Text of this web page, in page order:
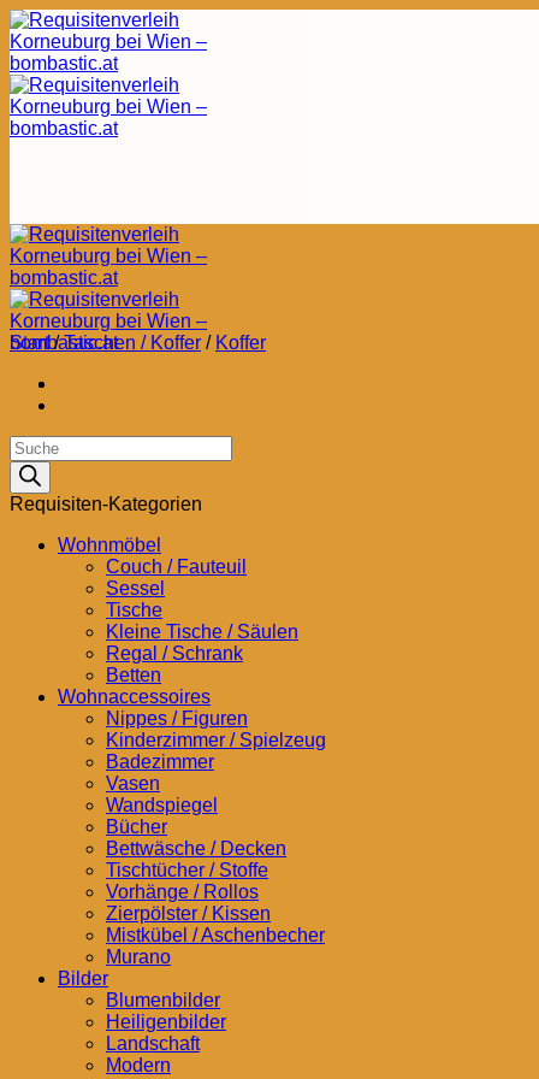
Zum
Inhalt
springen
Start / Taschen / Koffer / Koffer
Products
search
Requisiten-Kategorien
Wohnmöbel
Couch / Fauteuil
Sessel
Tische
Kleine Tische / Säulen
Regal / Schrank
Betten
Wohnaccessoires
Nippes / Figuren
Kinderzimmer / Spielzeug
Badezimmer
Vasen
Wandspiegel
Bücher
Bettwäsche / Decken
Tischtücher / Stoffe
Vorhänge / Rollos
Zierpölster / Kissen
Mistkübel / Aschenbecher
Murano
Bilder
Blumenbilder
Heiligenbilder
Landschaft
Modern